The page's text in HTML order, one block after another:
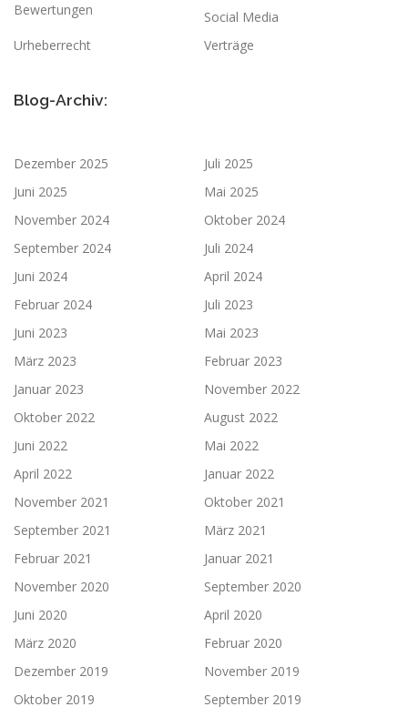
Bewertungen
Social Media
Urheberrecht
Verträge
Blog-Archiv:
Dezember 2025
Juli 2025
Juni 2025
Mai 2025
November 2024
Oktober 2024
September 2024
Juli 2024
Juni 2024
April 2024
Februar 2024
Juli 2023
Juni 2023
Mai 2023
März 2023
Februar 2023
Januar 2023
November 2022
Oktober 2022
August 2022
Juni 2022
Mai 2022
April 2022
Januar 2022
November 2021
Oktober 2021
September 2021
März 2021
Februar 2021
Januar 2021
November 2020
September 2020
Juni 2020
April 2020
März 2020
Februar 2020
Dezember 2019
November 2019
Oktober 2019
September 2019